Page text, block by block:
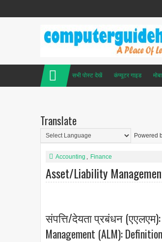
सभी पोस्ट देखें कंप्यूटर गाइड
Translate
Powered
Accounting , Finance
Asset/Liability
संपत्ति/देयता प्रबंधन
Management (ALM):